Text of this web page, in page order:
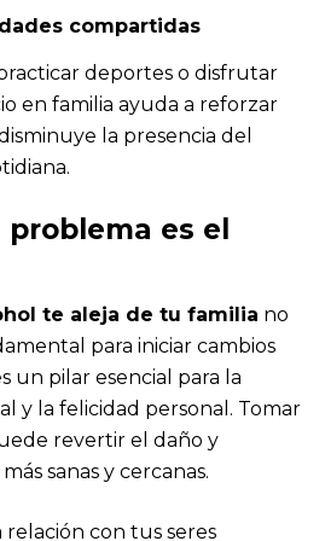
compartidas
deportes o disfrutar
en familia ayuda a reforzar
la presencia del
problema es el
te aleja de tu familia no
para iniciar cambios
un pilar esencial para la
y la felicidad personal. Tomar
revertir el daño y
sanas y cercanas.
relación con tus seres